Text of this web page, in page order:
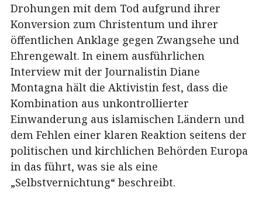
Drohungen mit dem Tod aufgrund ihrer
Konversion zum Christentum und ihrer
öffentlichen Anklage gegen Zwangsehe und
Ehrengewalt. In einem ausführlichen
Interview mit der Journalistin Diane
Montagna hält die Aktivistin fest, dass die
Kombination aus unkontrollierter
Einwanderung aus islamischen Ländern und
dem Fehlen einer klaren Reaktion seitens der
politischen und kirchlichen Behörden Europa
in das führt, was sie als eine
„Selbstvernichtung“ beschreibt.